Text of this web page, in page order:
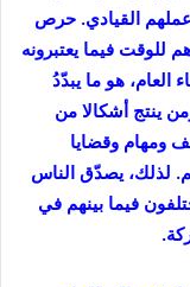
القيادي. حرص
للوقت فيما يعتبرونه
هو ما يبدّدُ
ينتج أشكالا من
ومهام وقضايا
لذلك، يصدّق الناس
فيما بينهم في